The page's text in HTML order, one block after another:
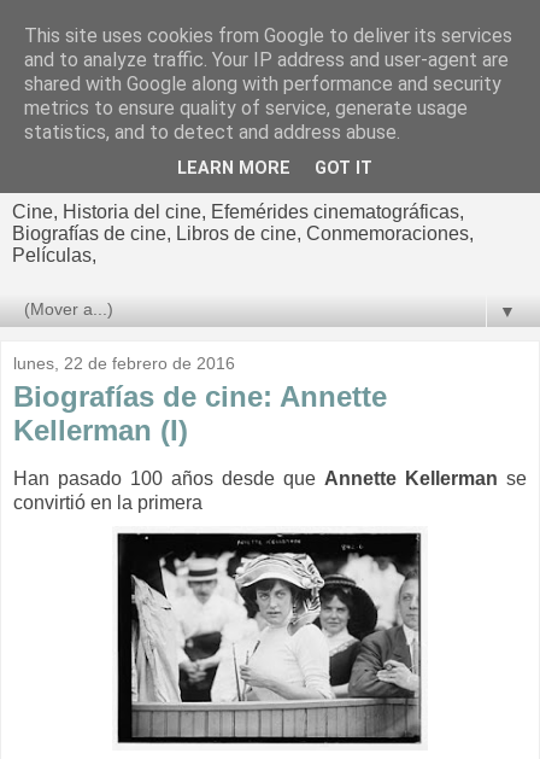
El cultural
cinematográfico de Jorge
Cine, Historia del cine, Efemérides cinematográficas,
Biografías de cine, Libros de cine, Conmemoraciones,
Películas,
▼
lunes, 22 de febrero de 2016
Biografías de cine: Annette
Kellerman (I)
Han pasado 100 años desde que Annette Kellerman se
convirtió en la primera
This site uses cookies from Google to deliver its services
and to analyze traffic. Your IP address and user-agent are
shared with Google along with performance and security
metrics to ensure quality of service, generate usage
statistics, and to detect and address abuse.
LEARN MORE GOT IT